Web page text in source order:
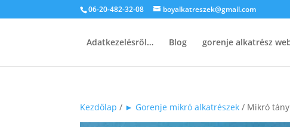
06-20-482-32-08 boyalkatreszek@gmail.com
Adatkezelésről… Blog gorenje alkatrész
Kezdőlap / ► Gorenje mikró alkatrészek / Mikró